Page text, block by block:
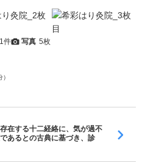
1件 写真 5枚
在する十二経絡に、気が過不
あるとの古典に基づき、診